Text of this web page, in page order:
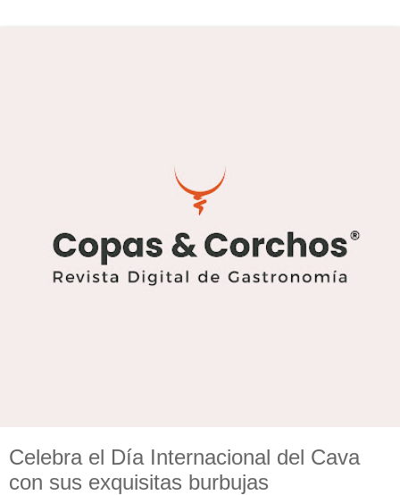
Celebra el Día Internacional del Cava
con sus exquisitas burbujas